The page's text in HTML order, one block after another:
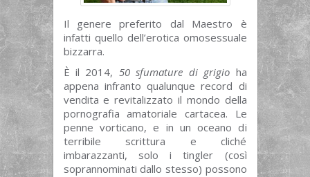
Il genere preferito dal Maestro è
infatti quello dell’erotica omosessuale
bizzarra.
È il 2014, 50 sfumature di grigio ha
appena infranto qualunque record di
vendita e revitalizzato il mondo della
pornografia amatoriale cartacea. Le
penne vorticano, e in un oceano di
terribile scrittura e cliché
imbarazzanti, solo i tingler (così
soprannominati dallo stesso) possono